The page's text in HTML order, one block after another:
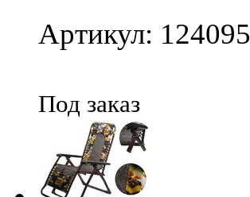
Артикул: 124095
Под заказ